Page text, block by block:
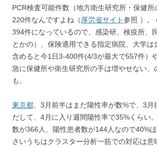
PCR検査可能件数（地方衛生研究所・保健所
220件なんですよね（ 厚労省サイト参照 ）。
394件になっているので、感染研、検疫所、
とかの）、保険適用できる指定病院、大学は
含めると今1 日3-400件(4/3が最大で557件）
急に保健所や衛生研究所の手は増やせない、
も。
東京都 3 月前半はまだ陽性率が数%で、 3 月
だして、 4月に入り週間陽性率で35%くらい。
数が366 人、陽性患者数が144人なので40%
さいうちはクラスター分析一筋での対応は意